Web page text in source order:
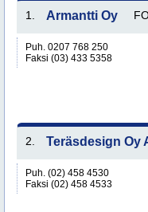
1. Armantti Oy
Puh. 0207 768 250
Faksi (03) 433 5358
2. Teräsdesign Oy
Puh. (02) 458 4530
Faksi (02) 458 4533